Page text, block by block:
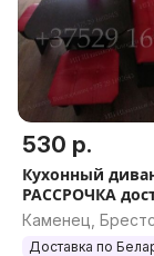
530 р.
Кухонный
РАССРОЧКА
Каменец,
область
Доставка по